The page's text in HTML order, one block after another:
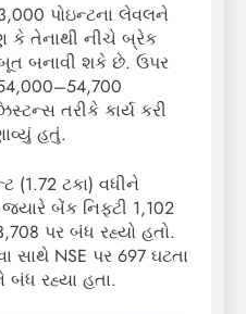
પોઇન્ટના લેવલને
કે તેનાથી નીચે બ્રેક
બનાવી શકે છે. ઉપર
તરીકે કાર્ય કરી
હતું.
(1.72 ટકા) વધીને
બેંક નિફ્ટી 1,102
પર બંધ રહ્યો હતો.
સાથે NSE પર 697 ઘટતા
બંધ રહ્યા હતા.